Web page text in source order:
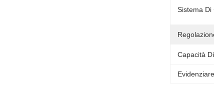
Sistema Di
Capacità